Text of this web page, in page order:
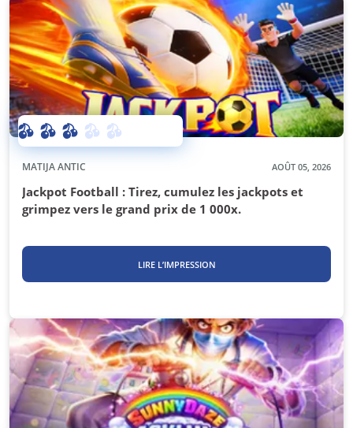
MATIJA ANTIC AOÛT 05, 2026
Jackpot Football : Tirez, cumulez les jackpots et
grimpez vers le grand prix de 1 000x.
LIRE L’IMPRESSION